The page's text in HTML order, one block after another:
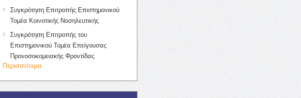
Συγκρότηση Επιτροπής Επιστημονικού
Τομέα Κοινοτικής Νοσηλευτικής
Συγκρότηση Επιτροπής του
Επιστημονικού Τομέα Επείγουσας
Προνοσοκομειακής Φροντίδας
Περισσότερα